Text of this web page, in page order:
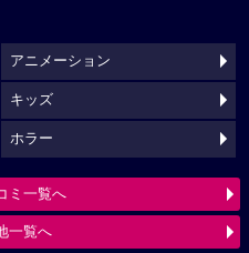
アニメーション
キッズ
ホラー
ミ一覧へ
一覧へ